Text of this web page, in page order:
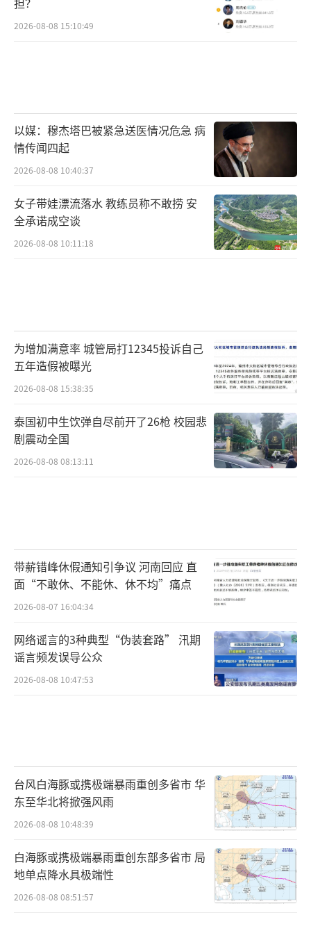
2026-08-08 15:10:49
以媒：穆杰塔巴被紧急送医情况危急 病
情传闻四起
2026-08-08 10:40:37
女子带娃漂流落水 教练员称不敢捞 安
全承诺成空谈
2026-08-08 10:11:18
为增加满意率 城管局打12345投诉自己
五年造假被曝光
2026-08-08 15:38:35
泰国初中生饮弹自尽前开了26枪 校园悲
剧震动全国
2026-08-08 08:13:11
带薪错峰休假通知引争议 河南回应 直
面“不敢休、不能休、休不均”痛点
2026-08-07 16:04:34
网络谣言的3种典型“伪装套路” 汛期
谣言频发误导公众
2026-08-08 10:47:53
台风白海豚或携极端暴雨重创多省市 华
东至华北将掀强风雨
2026-08-08 10:48:39
白海豚或携极端暴雨重创东部多省市 局
地单点降水具极端性
2026-08-08 08:51:57